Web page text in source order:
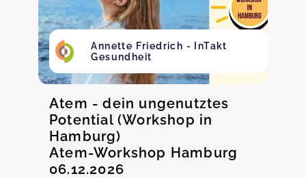
Annette Friedrich - InTakt
Gesundheit
Atem - dein ungenutztes
Potential (Workshop in
Hamburg)
Atem-Workshop Hamburg
06.12.2026